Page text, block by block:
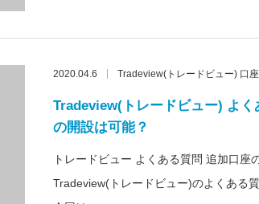
2020.04.6 Tradeview(トレードビュー) 口
Tradeview(トレードビュー) よく
の開設は可能？
トレードビュー よくある質問 追加口座
Tradeview(トレードビュー)のよくある